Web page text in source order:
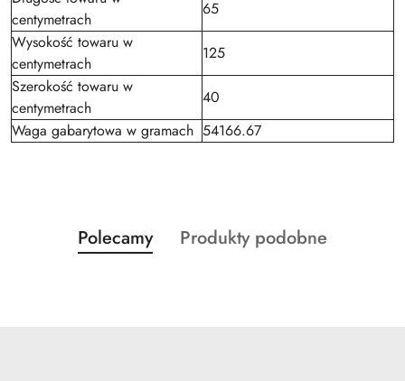
centymetrach
65
Wysokość towaru w
centymetrach
125
Szerokość towaru w
centymetrach
40
Waga gabarytowa w gramach 54166.67
Pomiń karuzelę produktów
Produkty
o
Polecamy
Produkty
Produkty podobne